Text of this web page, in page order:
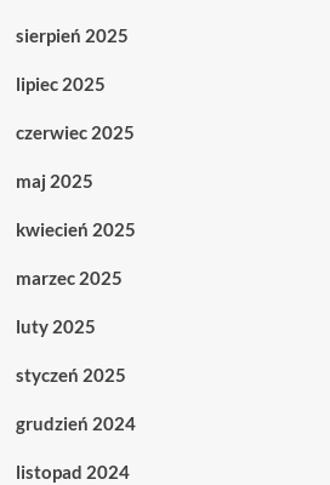
sierpień 2025
lipiec 2025
czerwiec 2025
maj 2025
kwiecień 2025
marzec 2025
luty 2025
styczeń 2025
grudzień 2024
listopad 2024